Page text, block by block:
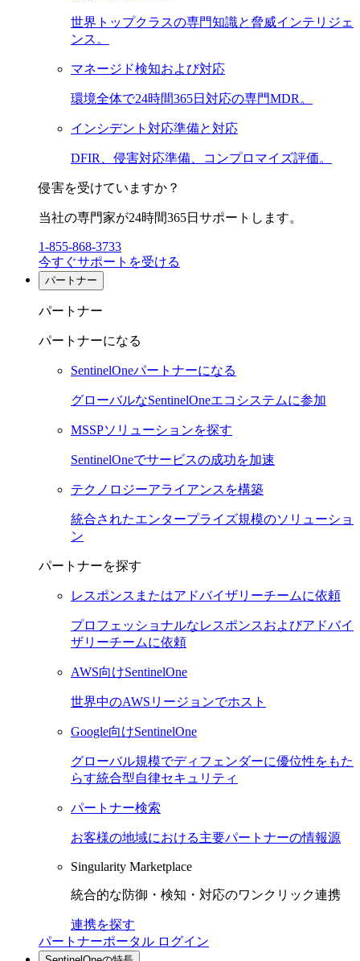
世界トップクラスの専門知識と脅威インテリジェ
ンス。
マネージド検知および対応
環境全体で24時間365日対応の専門MDR。
インシデント対応準備と対応
DFIR、侵害対応準備、コンプロマイズ評価。
侵害を受けていますか？
当社の専門家が24時間365日サポートします。
1-855-868-3733
今すぐサポートを受ける
パートナー
パートナー
パートナーになる
SentinelOneパートナーになる
グローバルなSentinelOneエコシステムに参加
MSSPソリューションを探す
SentinelOneでサービスの成功を加速
テクノロジーアライアンスを構築
統合されたエンタープライズ規模のソリューショ
ン
パートナーを探す
レスポンスまたはアドバイザリーチームに依頼
プロフェッショナルなレスポンスおよびアドバイ
ザリーチームに依頼
AWS向けSentinelOne
世界中のAWSリージョンでホスト
Google向けSentinelOne
グローバル規模でディフェンダーに優位性をもた
らす統合型自律セキュリティ
パートナー検索
お客様の地域における主要パートナーの情報源
Singularity Marketplace
統合的な防御・検知・対応のワンクリック連携
連携を探す
パートナーポータル ログイン